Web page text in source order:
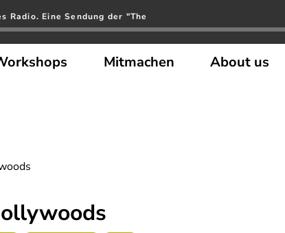
Radio. Eine Sendung der "The
Mitmachen About us